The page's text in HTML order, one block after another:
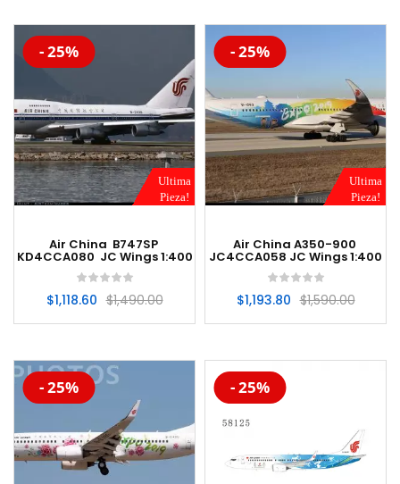
-20%
Ultima
Pieza!
- 25%
Air China B747SP
KD4CCA080 JC Wings 1:400
$1,490.00
$1,118.60
-20%
Ultima
Pieza!
- 25%
Air China A350-900
JC4CCA058 JC Wings 1:400
$1,590.00
$1,193.80
-20%
- 25% -20%
- 25%